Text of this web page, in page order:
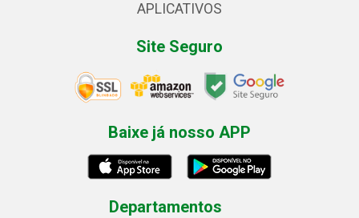
APLICATIVOS
Site Seguro
Baixe já nosso APP
Departamentos